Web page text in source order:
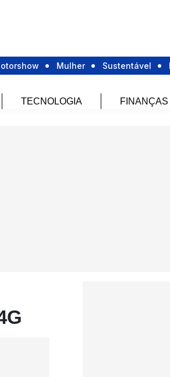
Mulher Sustentável
TECNOLOGIA FINANÇAS